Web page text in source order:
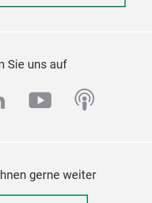
Sie uns auf
youtube
gerne weiter